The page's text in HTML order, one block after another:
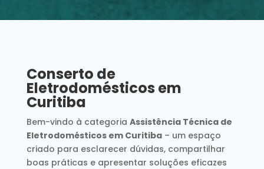
Conserto de
Eletrodomésticos em
Curitiba
Bem-vindo à categoria Assistência Técnica de
Eletrodomésticos em Curitiba– um espaço
criado para esclarecer dúvidas, compartilhar
boas práticas e apresentar soluções eficazes